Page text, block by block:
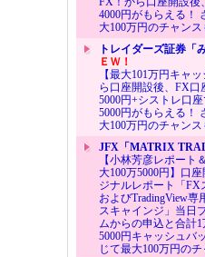
4000円がもらえる！
大100万円のチャンス
トレイダーズ証券「
ＥＷ！
【最大101万円キャ
ら口座開設後、FX
5000円+シストレ口
5000円がもらえる！
大100万円のチャンス
JFX「MATRIX
【小林芳彦レポート
大100万5000円】口
ジナルレポート「FX
およびTradingView
スキャインジ」当日
ムからの申込と合計
5000円キャッシュバ
じて最大100万円のチ